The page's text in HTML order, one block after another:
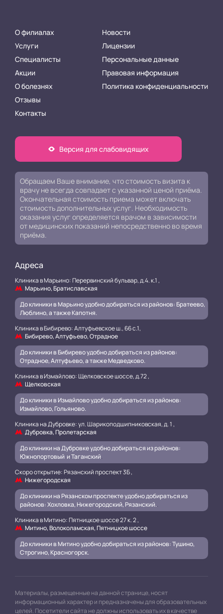
О филиалах
Услуги
Специалисты
Акции
О болезнях
Отзывы
Контакты
Новости
Лицензии
Персональные данные
Правовая информация
Политика конфиденциальности
Версия для слабовидящих
Обращаем Ваше внимание, что стоимость визита к
врачу не всегда совпадает с указанной ценой приёма.
Окончательная стоимость приема может включать
стоимость дополнительных услуг. Необходимость
оказания услуг определяется врачом в зависимости
от медицинских показаний непосредственно во время
приёма.
Адреса
Клиника в Марьино: Перервинский бульвар, д.4. к.1 ,
Марьино, Братиславская
До клиники в Марьино удобно добираться из районов: Братеево,
Люблино, а также Капотня.
Клиника в Бибирево: Алтуфьевское ш., 66 с.1,
Бибирево, Алтуфьево, Отрадное
До клиники в Бибирево удобно добираться из районов:
Отрадное, Алтуфьево, а также Медведково.
Клиника в Измайлово: Щелковское шоссе, д.72 ,
Щелковская
До клиники в Измайлово удобно добираться из районов:
Измайлово, Гольяново.
Клиника на Дубровке: ул. Шарикоподшипниковская, д. 1 ,
Дубровка, Пролетарская
До клиники на Дубровке удобно добираться из районов:
Южнопортовый и Таганский.
Скоро открытие: Рязанский проспект 3Б ,
Нижегородская
До клиники на Рязанском проспекте удобно добираться из
районов: Хохловка, Нижегородский, Рязанский..
Клиника в Митино: Пятницкое шоссе 27 к. 2 ,
Митино, Волоколамская, Пятницкое шоссе
До клиники в Митино удобно добираться из районов: Тушино,
Строгино, Красногорск.
Материалы, размещенные на данной странице, носят
информационный характер и предназначены для образовательных
целей. Посетители сайта не должны использовать их в качестве